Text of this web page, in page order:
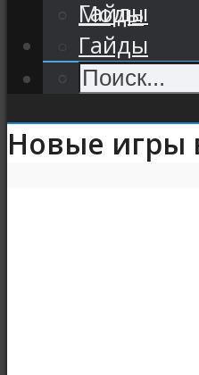
Гайды
Моды
Гайды
Новые игры